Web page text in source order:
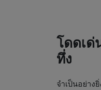
โดดเด่
ทึ่ง
จำเป็นอย่าง